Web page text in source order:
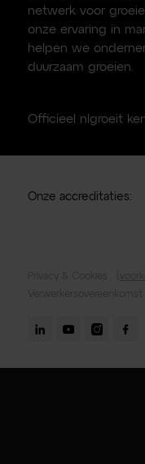
netwerk voor
onze ervaring in
helpen we
duurzaam groeien.
Officieel nlgroeit
Onze accreditaties: